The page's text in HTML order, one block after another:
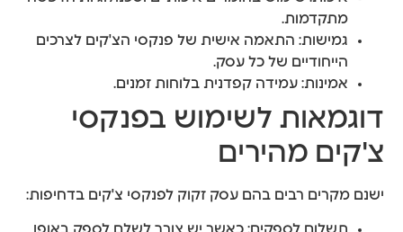
מתקדמות.
גמישות: התאמה אישית של פנקסי הצ'קים לצרכים
הייחודיים של כל עסק.
אמינות: עמידה קפדנית בלוחות זמנים.
דוגמאות לשימוש בפנקסי
צ'קים מהירים
ישנם מקרים רבים בהם עסק זקוק לפנקסי צ'קים בדחיפות: